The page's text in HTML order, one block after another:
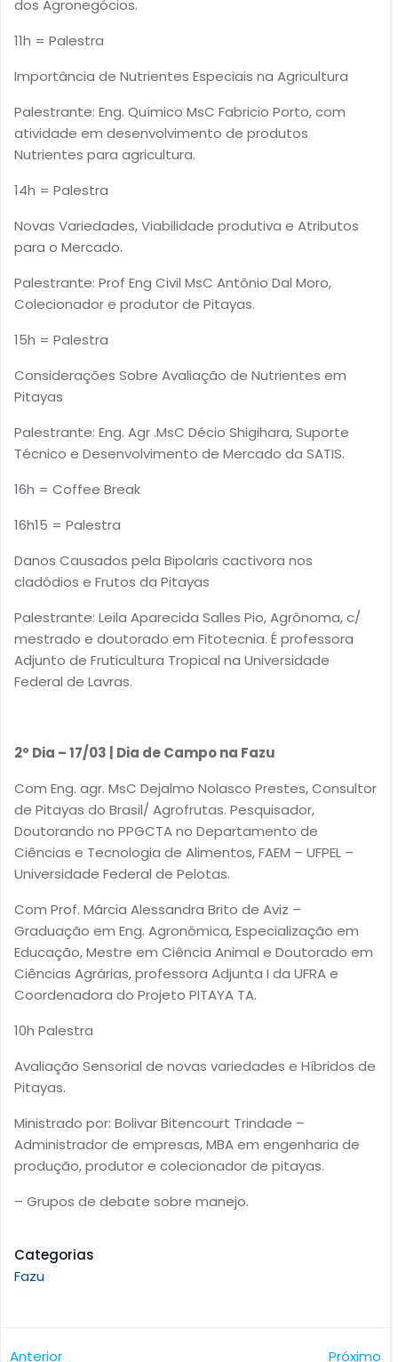
dos Agronegócios.
11h = Palestra
Importância de Nutrientes Especiais na Agricultura
Palestrante: Eng. Químico MsC Fabricio Porto, com
atividade em desenvolvimento de produtos
Nutrientes para agricultura.
14h = Palestra
Novas Variedades, Viabilidade produtiva e Atributos
para o Mercado.
Palestrante: Prof Eng Civil MsC Antônio Dal Moro,
Colecionador e produtor de Pitayas.
15h = Palestra
Considerações Sobre Avaliação de Nutrientes em
Pitayas
Palestrante: Eng. Agr .MsC Décio Shigihara, Suporte
Técnico e Desenvolvimento de Mercado da SATIS.
16h = Coffee Break
16h15 = Palestra
Danos Causados pela Bipolaris cactivora nos
cladódios e Frutos da Pitayas
Palestrante: Leila Aparecida Salles Pio, Agrônoma, c/
mestrado e doutorado em Fitotecnia. É professora
Adjunto de Fruticultura Tropical na Universidade
Federal de Lavras.
2º Dia – 17/03 | Dia de Campo na Fazu
Com Eng. agr. MsC Dejalmo Nolasco Prestes, Consultor
de Pitayas do Brasil/ Agrofrutas. Pesquisador,
Doutorando no PPGCTA no Departamento de
Ciências e Tecnologia de Alimentos, FAEM – UFPEL –
Universidade Federal de Pelotas.
Com Prof. Márcia Alessandra Brito de Aviz –
Graduação em Eng. Agronômica, Especialização em
Educação, Mestre em Ciência Animal e Doutorado em
Ciências Agrárias, professora Adjunta I da UFRA e
Coordenadora do Projeto PITAYA TA.
10h Palestra
Avaliação Sensorial de novas variedades e Híbridos de
Pitayas.
Ministrado por: Bolivar Bitencourt Trindade –
Administrador de empresas, MBA em engenharia de
produção, produtor e colecionador de pitayas.
– Grupos de debate sobre manejo.
Categorias
Fazu
Anterior Próximo